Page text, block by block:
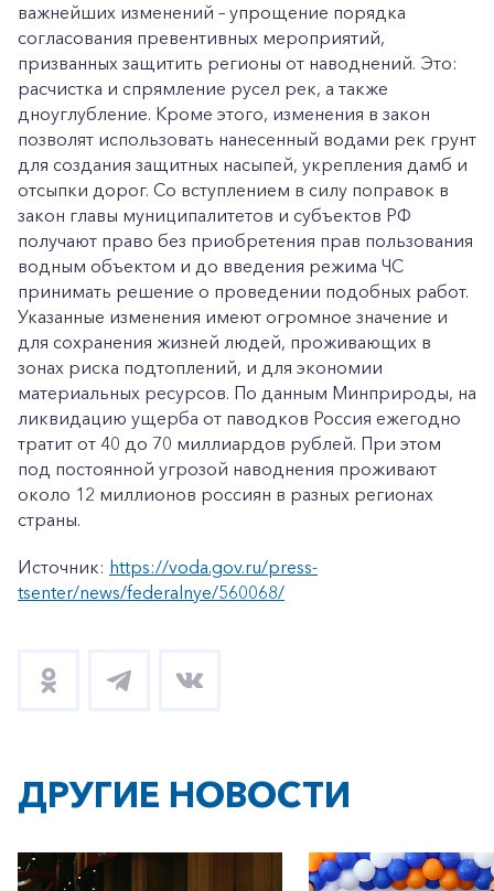
важнейших изменений – упрощение порядка
согласования превентивных мероприятий,
призванных защитить регионы от наводнений. Это:
расчистка и спрямление русел рек, а также
дноуглубление. Кроме этого, изменения в закон
позволят использовать нанесенный водами рек грунт
для создания защитных насыпей, укрепления дамб и
отсыпки дорог. Со вступлением в силу поправок в
закон главы муниципалитетов и субъектов РФ
получают право без приобретения прав пользования
водным объектом и до введения режима ЧС
принимать решение о проведении подобных работ.
Указанные изменения имеют огромное значение и
для сохранения жизней людей, проживающих в
зонах риска подтоплений, и для экономии
материальных ресурсов. По данным Минприроды, на
ликвидацию ущерба от паводков Россия ежегодно
тратит от 40 до 70 миллиардов рублей. При этом
под постоянной угрозой наводнения проживают
около 12 миллионов россиян в разных регионах
страны.
Источник: https://voda.gov.ru/press-
tsenter/news/federalnye/560068/
ДРУГИЕ НОВОСТИ